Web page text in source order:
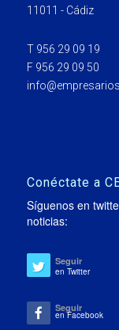
11011 - Cádiz
T 956 29 09 19
F 956 29 09 50
Conéctate a
Síguenos en
noticias:
Seguir
en Twitter
Seguir
en Facebook